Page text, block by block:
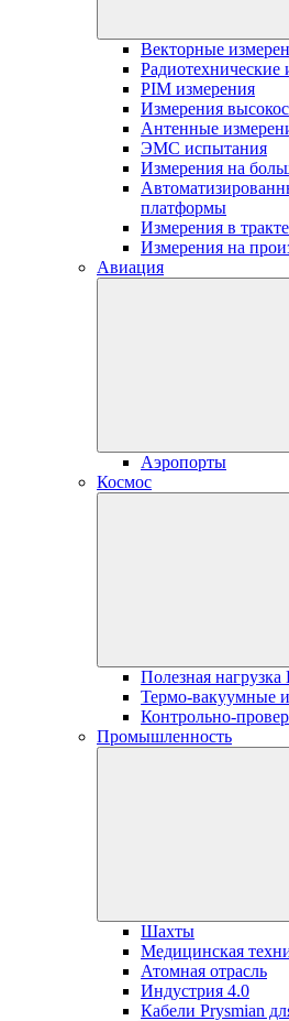
Векторные
Радиотехнические
PIM измерения
Измерения
Антенные
ЭМС испытания
Измерения на
платформы
Измерения в
Измерения на
Авиация
Аэропорты
Космос
Полезная
Термо-вакуумные
Контрольно-
Промышленность
Шахты
Медицинская
Атомная отрасль
Индустрия 4.0
Кабели Prysmian